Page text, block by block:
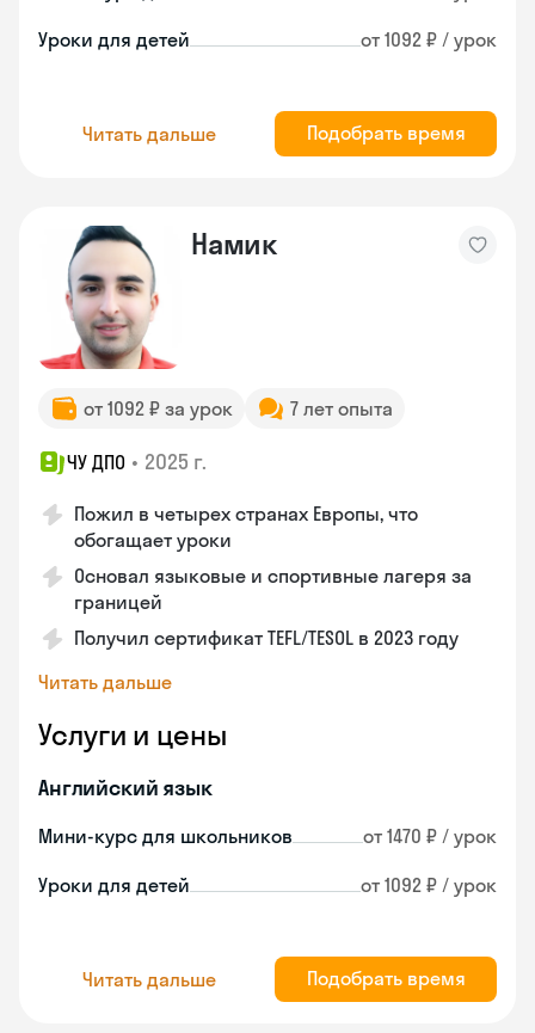
Уроки для детей от 1092 ₽ / урок
Читать дальше Подобрать время
Намик
от 1092 ₽ за урок 7 лет опыта
ЧУ ДПО • 2025 г.
Пожил в четырех странах Европы, что
обогащает уроки
Основал языковые и спортивные лагеря за
границей
Получил сертификат TEFL/TESOL в 2023 году
Читать дальше
Услуги и цены
Английский язык
Мини-курс для школьников от 1470 ₽ / урок
Уроки для детей от 1092 ₽ / урок
Читать дальше Подобрать время